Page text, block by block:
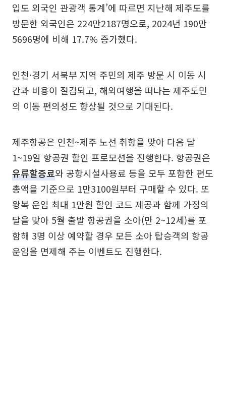
입도 외국인 관광객 통계’에 따르면 지난해 제주도를
방문한 외국인은 224만2187명으로, 2024년 190만
5696명에 비해 17.7% 증가했다.
인천·경기 서북부 지역 주민의 제주 방문 시 이동 시
간과 비용이 절감되고, 해외여행을 떠나는 제주도민
의 이동 편의성도 향상될 것으로 기대된다.
제주항공은 인천~제주 노선 취항을 맞아 다음 달
1~19일 항공권 할인 프로모션을 진행한다. 항공권은
유류할증료와 공항시설사용료 등을 모두 포함한 편도
총액을 기준으로 1만3100원부터 구매할 수 있다. 또
왕복 운임 최대 1만원 할인 코드 제공과 함께 가정의
달을 맞아 5월 출발 항공권을 소아(만 2~12세)를 포
함해 3명 이상 예약할 경우 모든 소아 탑승객의 항공
운임을 면제해 주는 이벤트도 진행한다.